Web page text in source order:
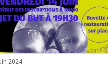
2024